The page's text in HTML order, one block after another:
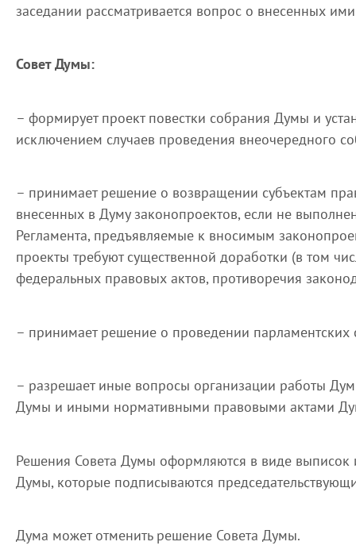
заседании рассматривается вопрос о внесенных
Совет Думы:
– формирует проект повестки собрания Думы и
исключением случаев проведения внеочередного
– принимает решение о возвращении субъектам
внесенных в Думу законопроектов, если не
Регламента, предъявляемые к вносимым
проекты требуют существенной доработки (в том
федеральных правовых актов, противоречия
– принимает решение о проведении парламентских
– разрешает иные вопросы организации работы
Думы и иными нормативными правовыми актами
Решения Совета Думы оформляются в виде выписок
Думы, которые подписываются
Дума может отменить решение Совета Думы.